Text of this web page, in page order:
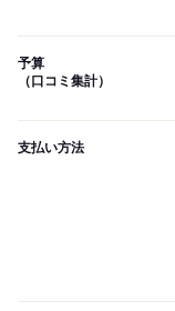
予算
（口コミ集計）
支払い方法